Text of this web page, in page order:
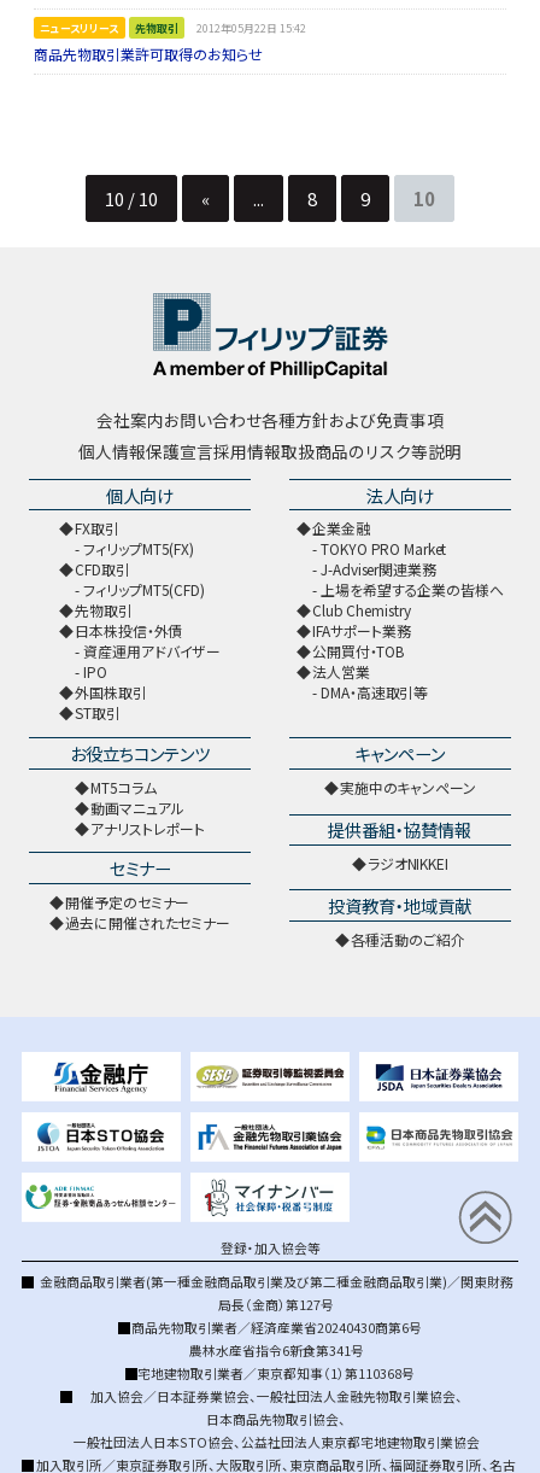
ニュースリリース 先物取引 2012年05月22日 15:42
商品先物取引業許可取得のお知らせ
10 / 10 « ... 8 9 10
会社案内お問い合わせ各種方針および免責事項
個人情報保護宣言採用情報取扱商品のリスク等説明
個人向け
FX取引
フィリップMT5(FX)
CFD取引
フィリップMT5(CFD)
先物取引
日本株投信・外債
資産運用アドバイザー
IPO
外国株取引
ST取引
法人向け
企業金融
TOKYO PRO Market
J-Adviser関連業務
上場を希望する企業の皆様へ
Club Chemistry
IFAサポート業務
公開買付・TOB
法人営業
DMA・高速取引等
お役立ちコンテンツ
MT5コラム
動画マニュアル
アナリストレポート
セミナー
開催予定のセミナー
過去に開催されたセミナー
キャンペーン
実施中のキャンペーン
提供番組・協賛情報
ラジオNIKKEI
投資教育・地域貢献
各種活動のご紹介
登録・加入協会等
金融商品取引業者(第一種金融商品取引業及び第二種金融商品取引業)／関東財務
局長（金商）第127号
商品先物取引業者／経済産業省20240430商第6号
農林水産省指令6新食第341号
宅地建物取引業者／東京都知事（1）第110368号
加入協会／日本証券業協会、 一般社団法人金融先物取引業協会、
日本商品先物取引協会、
一般社団法人日本STO協会、 公益社団法人東京都宅地建物取引業協会
加入取引所／東京証券取引所、大阪取引所、 東京商品取引所、福岡証券取引所、名古